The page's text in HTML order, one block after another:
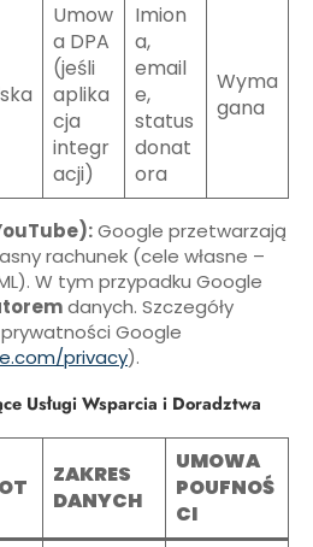
Umow
a DPA
(jeśli
aplika
cja
integr
acji)
Imion
a,
email
e,
status
donat
ora
Wyma
gana
Google przetwarzają
rachunek (cele własne –
W tym przypadku Google
danych. Szczegóły
Google
privacy).
Usługi Wsparcia i Doradztwa
ZAKRES
DANYCH
UMOWA
POUFNOŚ
CI